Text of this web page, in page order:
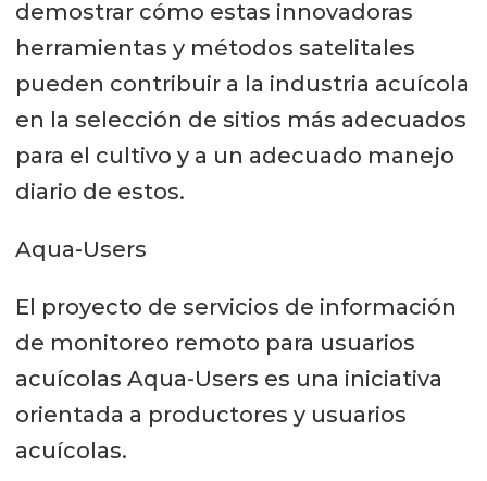
demostrar cómo estas innovadoras
herramientas y métodos satelitales
pueden contribuir a la industria acuícola
en la selección de sitios más adecuados
para el cultivo y a un adecuado manejo
diario de estos.
Aqua-Users
El proyecto de servicios de información
de monitoreo remoto para usuarios
acuícolas Aqua-Users es una iniciativa
orientada a productores y usuarios
acuícolas.